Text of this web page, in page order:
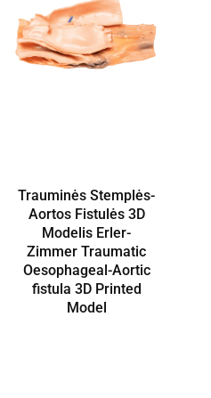
Trauminės Stemplės-
Aortos Fistulės 3D
Modelis Erler-
Zimmer Traumatic
Oesophageal-Aortic
fistula 3D Printed
Model